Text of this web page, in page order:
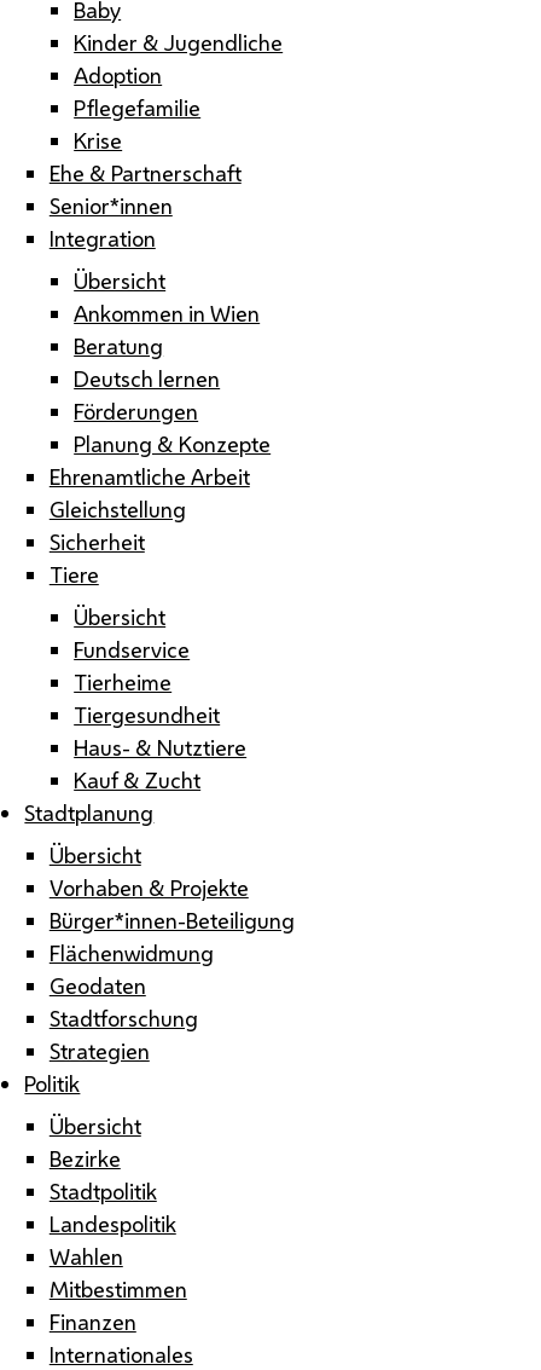
Baby
Kinder & Jugendliche
Adoption
Pflegefamilie
Krise
Ehe & Partnerschaft
Senior*innen
Integration
Übersicht
Ankommen in Wien
Beratung
Deutsch lernen
Förderungen
Planung & Konzepte
Ehrenamtliche Arbeit
Gleichstellung
Sicherheit
Tiere
Übersicht
Fundservice
Tierheime
Tiergesundheit
Haus- & Nutztiere
Kauf & Zucht
Stadtplanung
Übersicht
Vorhaben & Projekte
Bürger*innen-Beteiligung
Flächenwidmung
Geodaten
Stadtforschung
Strategien
Politik
Übersicht
Bezirke
Stadtpolitik
Landespolitik
Wahlen
Mitbestimmen
Finanzen
Internationales